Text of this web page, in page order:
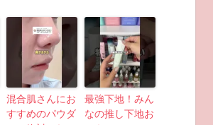
混合肌さんにお
すすめのパウダ
最強下地！みん
なの推し下地お